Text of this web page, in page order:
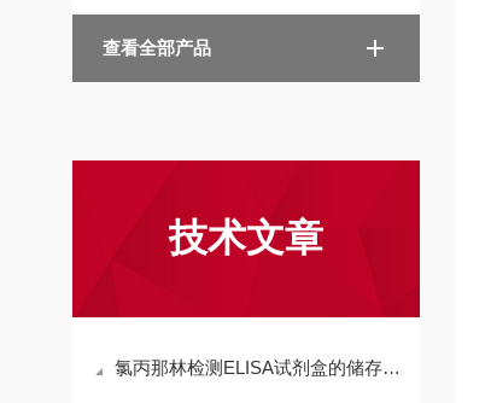
查看全部产品
技术文章
氯丙那林检测ELISA试剂盒的储存条件、有效期与质量控制要点